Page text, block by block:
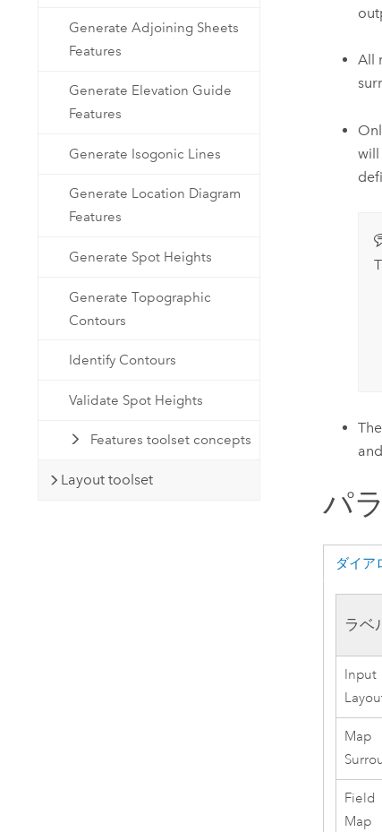
Generate Adjoining Sheets
Features
Generate Elevation Guide
Features
Generate Isogonic Lines
Generate Location Diagram
Features
Generate Spot Heights
Generate Topographic
Contours
Identify Contours
Validate Spot Heights
Features toolset concepts
Layout toolset
All
will
パ
ダイア
ラベ
Input
Map
Field
Map